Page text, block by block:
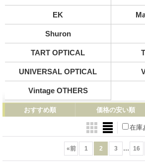
EK
Shuron
TART OPTICAL
UNIVERSAL OPTICAL
Vintage OTHERS
おすすめ順 価格の安い順
在庫
«前 1 2 3 ... 16